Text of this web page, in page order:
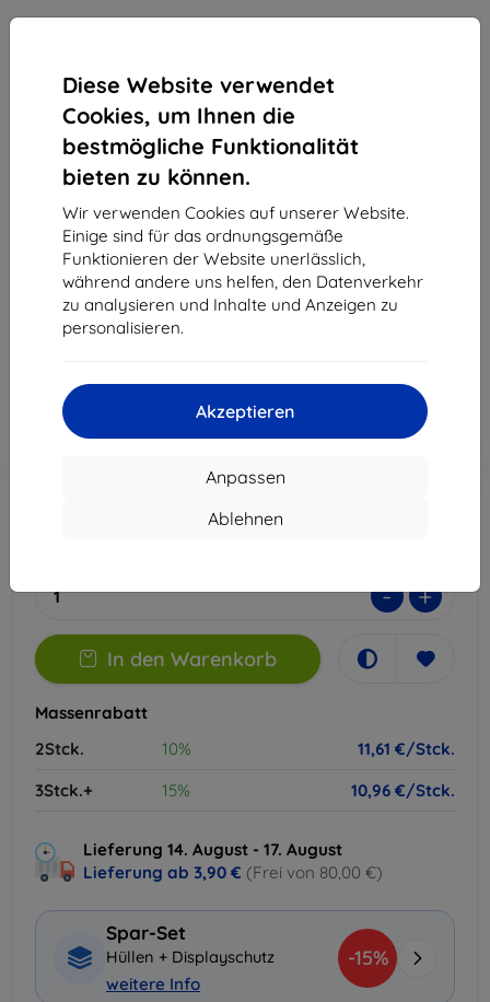
Diese Website verwendet
Cookies, um Ihnen die
bestmögliche Funktionalität
bieten zu können.
Wir verwenden Cookies auf unserer Website.
Einige sind für das ordnungsgemäße
Funktionieren der Website unerlässlich,
während andere uns helfen, den Datenverkehr
zu analysieren und Inhalte und Anzeigen zu
personalisieren.
Akzeptieren
Anpassen
Ablehnen
3MK Silver Protect+ Huawei P50 Pro 5G
(5903108383318)
Geeignet für: Huawei P50 Pro
Produktbeschreibung
12,90 €
ohne MWSt
- +
In den Warenkorb
Massenrabatt
2Stck.
10%
11,61 €/Stck.
3Stck.+
15% 10,96 €/Stck.
Lieferung 14. August - 17. August
Lieferung ab 3,90 € (Frei von 80,00 €)
Spar-Set
Hüllen + Displayschutz
weitere Info
-15%